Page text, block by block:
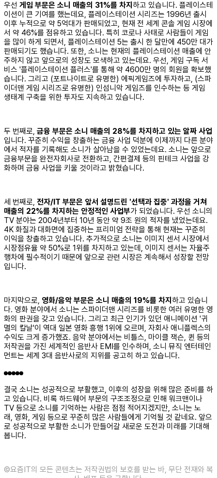
우선 게임 부문은 소니 매출의 31%를 차지 하고 있습니다. 플레이스테
이션이 큰 기여를 했는데요, 플레이스테이션 시리즈는 1996년 출시
이후 누적으로 약 5억대가 판매되었고, 현재 전 세계 콘솔 게임 시장에
서 약 46%를 점유하고 있습니다. 특히 코로나 사태로 사람들이 게임
을 많이 하게 되면서, 플레이스테이션 5는 출시 한 달만에 450만 대가
판매되기도 했습니다. 또한, 소니는 현재의 플레이스테이션 매출에 안
주하지 않고 앞으로의 성장도 모색하고 있는데요. 우선, 게임 구독 서
비스 '플레이스테이션 플러스'를 통해 약 4600만 명의 회원을 확보했
습니다. 그리고 (포트나이트로 유명한) 에픽게임즈에 투자하고, (스파
이더맨 게임 시리즈로 유명한) 인섬니악 게임즈를 인수하는 등 게임
생태계 구축을 위한 투자도 지속하고 있습니다.
두 번째로, 금융 부문은 소니 매출의 28%를 차지하고 있는 알짜 사업
입니다. 꾸준히 수익을 창출하는 금융 사업 덕분에 이제까지 다른 분야
에서 적자를 기록해도 소니가 살아남을 수 있었는데요. 소니는 앞으로
금융부문을 완전자회사로 전환하고, 간편결제 등의 핀테크 사업을 강
화하며 금융 사업을 키울 것이라고 밝혔습니다.
세 번째로, 전자/IT 부문은 앞서 설명드린 '선택과 집중' 과정을 거쳐
매출의 22%를 차지하는 안정적인 사업부가 되었습니다. 우선 소니의
TV 분야는 2004년부터 10년 동안 약 9조 원의 적자를 냈었는데요.
4K 화질과 대화면에 집중하는 프리미엄 전략을 통해 현재는 꾸준히
이익을 창출하고 있습니다. 추가적으로 소니는 이미지 센서 시장에서
시장점유율 약 50%로 1위를 차지하고 있는데, 이미지 센서는 자율주
행차에 필수적이기 때문에 앞으로 관련 시장은 계속해서 성장할 전망
입니다.
마지막으로, 영화/음악 부문은 소니 매출의 19%를 차지 하고 있습니
다. 영화 분야에서 소니는 스파이더맨 시리즈를 비롯한 여러 유명한 영
화의 판권을 갖고 있습니다. 그리고 최근 인기가 있던 애니메이션 '귀
멸의 칼날'이 역대 일본 영화 흥행 1위에 오르며, 자회사 애니플렉스의
수익도 크게 증가했죠. 음악 분야에서는 비틀스, 마이클 잭슨, 퀸 등의
저작권을 가진 세계적인 음반사 EMI를 인수하며, 소니 뮤직 엔터테인
먼트는 세계 3대 음반사로의 지위를 공고히 하고 있습니다.
결국 소니는 성공적으로 부활했고, 이후의 성장을 위해 많은 준비를 하
고 있습니다. 비록 하드웨어 부문의 구조조정으로 인해 워크맨이나
TV 등으로 소니를 기억하는 사람은 점점 적어지겠지만, 소니는 노
래, 영화, 게임 등으로 꾸준히 많은 사람들에게 기억될 것 같네요. 앞으
로 성공적으로 부활한 소니가 만들어갈 새로운 도전과 미래를 기대해
봅니다.
©️요즘IT의 모든 콘텐츠는 저작권법의 보호를 받는 바, 무단 전재와 복